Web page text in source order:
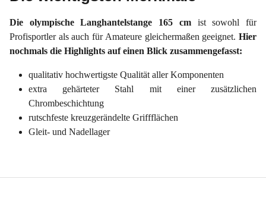
Die olympische Langhantelstange 165 cm ist sowohl für
Profisportler als auch für Amateure gleichermaßen geeignet. Hier
nochmals die Highlights auf einen Blick zusammengefasst:
qualitativ hochwertigste Qualität aller Komponenten
extra gehärteter Stahl mit einer zusätzlichen
Chrombeschichtung
rutschfeste kreuzgerändelte Griffflächen
Gleit- und Nadellager